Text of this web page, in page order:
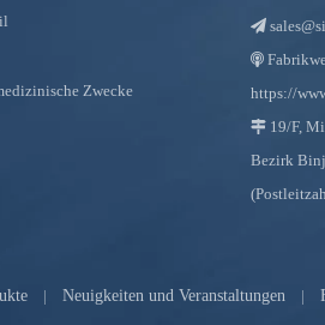
Zwecke


https://
 19/F,
Bezirk
| Neuigkeiten und Veranstaltungen |